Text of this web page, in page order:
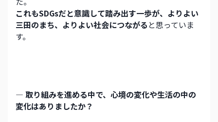
これもSDGsだと意識して踏み出す一歩が、よりよい
三田のまち、よりよい社会につながる と思っていま
す。
― 取り組みを進める中で、心境の変化や生活の中の
変化はありましたか？